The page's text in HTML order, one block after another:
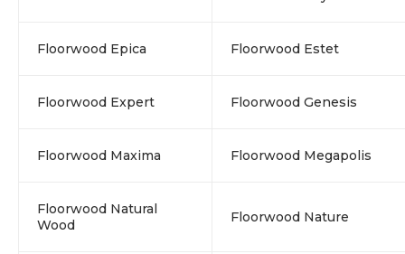
Floorwood Epica Floorwood Estet
Floorwood Expert Floorwood Genesis
Floorwood Maxima Floorwood Megapolis
Floorwood Natural
Wood
Floorwood Nature